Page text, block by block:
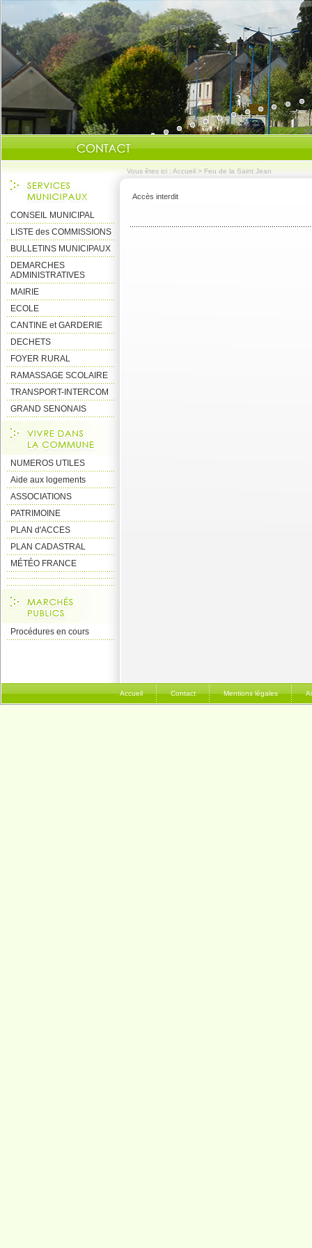
Vous êtes ici : Accueil > Feu de la Saint Jean
CONSEIL MUNICIPAL
LISTE des COMMISSIONS
BULLETINS MUNICIPAUX
DEMARCHES
ADMINISTRATIVES
MAIRIE
ECOLE
CANTINE et GARDERIE
DECHETS
FOYER RURAL
RAMASSAGE SCOLAIRE
TRANSPORT-INTERCOM
GRAND SENONAIS
NUMEROS UTILES
Aide aux logements
ASSOCIATIONS
PATRIMOINE
PLAN d'ACCES
PLAN CADASTRAL
MÉTÉO FRANCE
Procédures en cours
Accès interdit
Accueil Contact Mentions légales